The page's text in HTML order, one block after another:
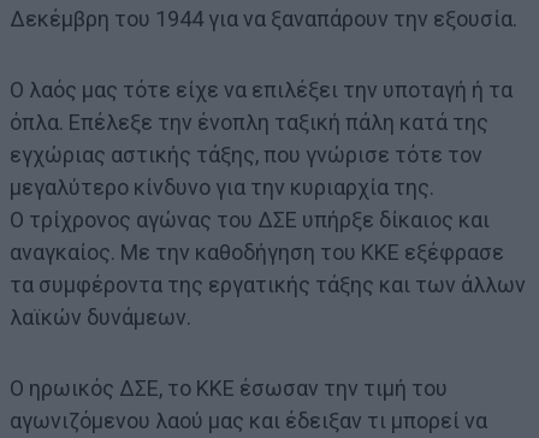
Δεκέμβρη του 1944 για να ξαναπάρουν την εξουσία.
Ο λαός μας τότε είχε να επιλέξει την υποταγή ή τα
όπλα. Επέλεξε την ένοπλη ταξική πάλη κατά της
εγχώριας αστικής τάξης, που γνώρισε τότε τον
μεγαλύτερο κίνδυνο για την κυριαρχία της.
Ο τρίχρονος αγώνας του ΔΣΕ υπήρξε δίκαιος και
αναγκαίος. Με την καθοδήγηση του ΚΚΕ εξέφρασε
τα συμφέροντα της εργατικής τάξης και των άλλων
λαϊκών δυνάμεων.
Ο ηρωικός ΔΣΕ, το ΚΚΕ έσωσαν την τιμή του
αγωνιζόμενου λαού μας και έδειξαν τι μπορεί να